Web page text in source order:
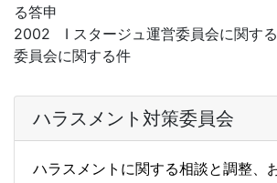
る答申
2002 I スタージュ運営委員会に関す
委員会に関する件
ハラスメント対策委員会
ハラスメントに関する相談と調整、